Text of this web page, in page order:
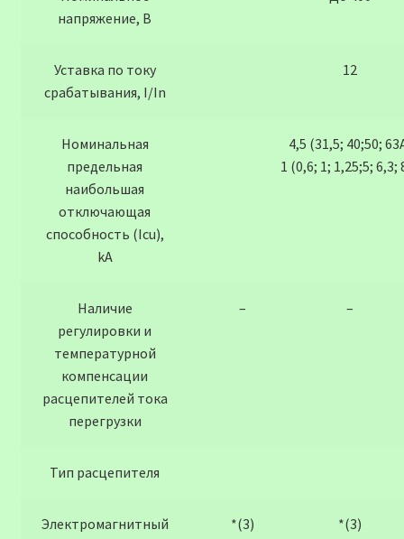
напряжение, В
Уставка по току
срабатывания, I/In
12
Номинальная
предельная
наибольшая
отключающая
способность (Icu),
kA
4,5 (31,5; 40;50;
1 (0,6; 1; 1,25;5; 6,3;
Наличие
регулировки и
температурной
компенсации
расцепителей тока
перегрузки
– –
Тип расцепителя
Электромагнитный
*(3) *(3)